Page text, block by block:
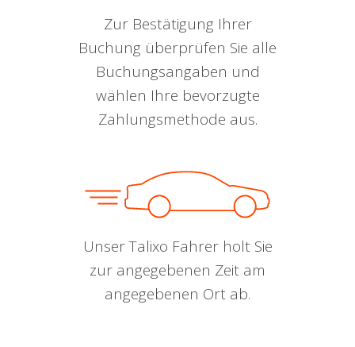
Zur Bestätigung Ihrer
Buchung überprüfen Sie alle
Buchungsangaben und
wählen Ihre bevorzugte
Zahlungsmethode aus.
Unser Talixo Fahrer holt Sie
zur angegebenen Zeit am
angegebenen Ort ab.